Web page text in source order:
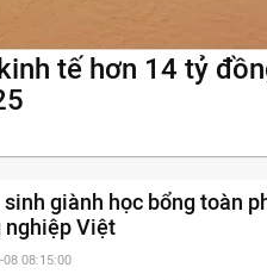
tế hơn 14 tỷ
sinh giành học bổng toàn
nghiệp Việt
08 08:15:00